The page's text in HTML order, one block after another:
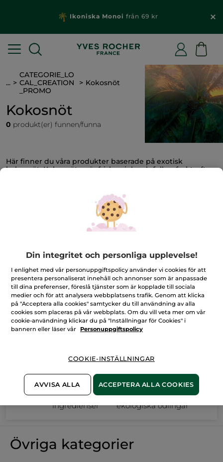
Ikoniska Monoi från 69 kr
...
CATEGORIE_LO
CAL_CREATION
_PROMO
Kokosnöt
Kokosnöt
0 produkt(er) funnen/funna
Här finner du våra produkter baserade på exotisk
kokosnöt. Kokosnöten är frisk, mjuk och full av fruktsaft
noter och mjuka, träiga accenter.
Kokosolja - Väldoftande för hela kroppen
Älskar du också doften av kokos? Välj då någon av våra härliga
kroppsvårdsprodukter. Handtvål, handkräm, massageolja,
peeling, mist, duschgel eller kroppslotion - alla baserade på
ljuvlig kokosnöt. Eller varför inte ett reparerande läppbalsam?
100%vegetabiliska
ingredienser
60 hektar
ekologiska odlingar
Övriga kategorier
Din integritet och personliga upplevelse!
I enlighet med vår personuppgiftspolicy använder vi cookies för att
presentera personaliserat innehåll och annonser som är anpassade
till dina preferenser, föreslå tjänster som är kopplade till sociala
medier och för att analysera webbplatsens trafik. Genom att klicka
på "Acceptera alla cookies" samtycker du till användning av alla
cookies som placeras på vår webbplats. Om du vill veta mer om vår
cookie-användning klickar du på "Inställningar för Cookies" i
bannern eller läser vår
Personuppgiftspolicy
COOKIE-INSTÄLLNINGAR
AVVISA ALLA ACCEPTERA ALLA COOKIES